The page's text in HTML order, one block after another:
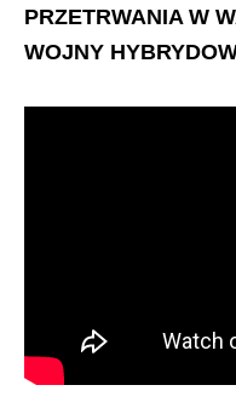
PRZETRWANIA W
WOJNY